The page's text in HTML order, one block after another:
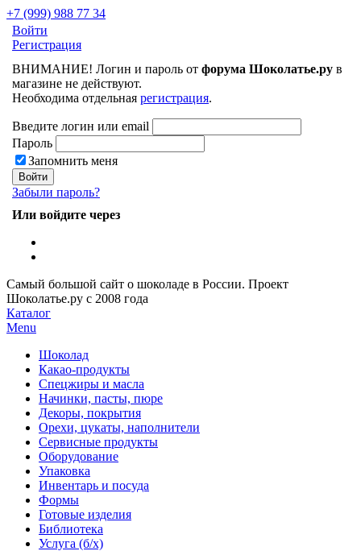
+7 (999) 988 77 34
Войти
Регистрация
ВНИМАНИЕ! Логин и пароль от форума Шоколатье.ру в
магазине не действуют.
Необходима отдельная регистрация.
Введите логин или email
Пароль
Запомнить меня
Забыли пароль?
Или войдите через
Самый большой сайт о шоколаде в России. Проект
Шоколатье.ру с 2008 года
Каталог
Menu
Шоколад
Какао-продукты
Спецжиры и масла
Начинки, пасты, пюре
Декоры, покрытия
Орехи, цукаты, наполнители
Сервисные продукты
Оборудование
Упаковка
Инвентарь и посуда
Формы
Готовые изделия
Библиотека
Услуга (б/х)